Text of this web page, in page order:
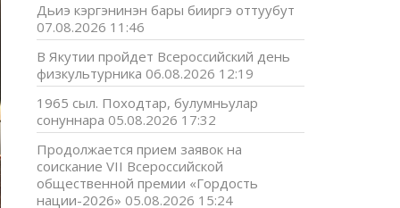
Дьиэ кэргэнинэн бары бииргэ оттуубут
07.08.2026 11:46
В Якутии пройдет Всероссийский день
физкультурника 06.08.2026 12:19
1965 сыл. Походтар, булумньулар
сонуннара 05.08.2026 17:32
Продолжается прием заявок на
соискание VII Всероссийской
общественной премии «Гордость
нации-2026» 05.08.2026 15:24